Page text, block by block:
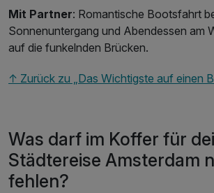
Mit Partner: Romantische Bootsfahrt
Sonnenuntergang und Abendessen am
auf die funkelnden Brücken.
↑ Zurück zu „Das Wichtigste auf einen
Was darf im Koffer für
Städtereise Amsterdam
fehlen?